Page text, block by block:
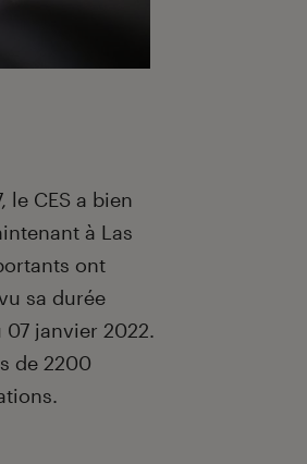
le CES a bien
à Las
ont
sa durée
janvier 2022.
de 2200